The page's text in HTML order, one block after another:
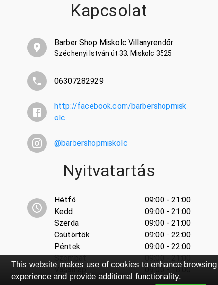
Kapcsolat
Barber Shop Miskolc Villanyrendőr
Széchenyi István út 33. Miskolc 3525
06307282929
http://facebook.com/barbershopmisk
olc
@barbershopmiskolc
Nyitvatartás
Hétfő
Kedd
Szerda
Csütörtök
Péntek
Szombat
Vasárnap
09:00 - 21:00
09:00 - 21:00
09:00 - 21:00
09:00 - 22:00
09:00 - 22:00
09:00 - 21:00
09:00 - 18:00
This website makes use of cookies to enhance browsing
experience and provide additional functionality.